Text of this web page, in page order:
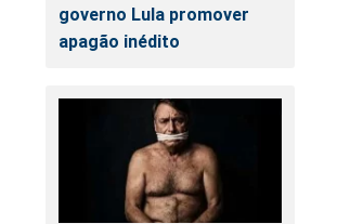
governo Lula promover
apagão inédito